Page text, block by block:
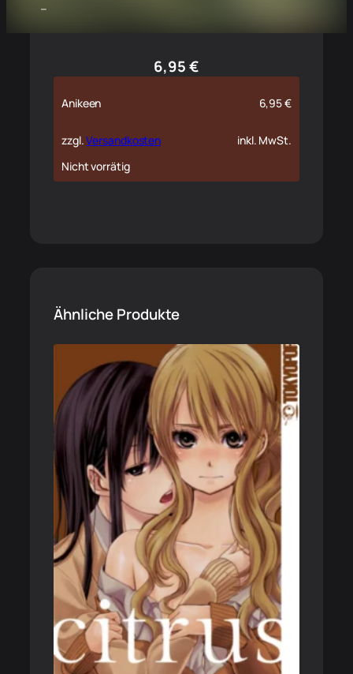
–
6,95€
Anikeen 6,95€
zzgl.Versandkosten
inkl. MwSt.
Nicht vorrätig
Ähnliche Produkte